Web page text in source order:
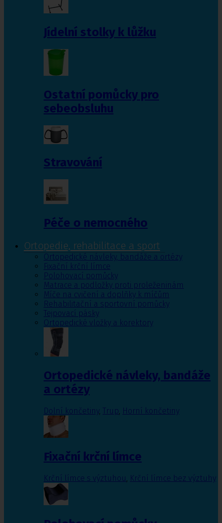
Jídelní stolky k lůžku
Ostatní pomůcky pro
sebeobsluhu
Stravování
Péče o nemocného
Ortopedie, rehabilitace a sport
Ortopedické návleky, bandáže a ortézy
Fixační krční límce
Polohovací pomůcky
Matrace a podložky proti proleženinám
Míče na cvičení a doplňky k míčům
Rehabilitační a sportovní pomůcky
Tejpovací pásky
Ortopedické vložky a korektory
Ortopedické návleky, bandáže
a ortézy
Dolní končetiny, Trup, Horní končetiny
Fixační krční límce
Krční límce s výztuhou Krční límce bez výztuhy